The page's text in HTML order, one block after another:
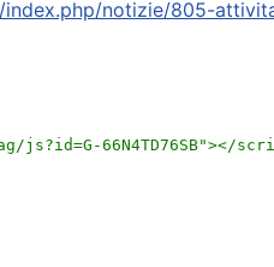
notizie/805-
66N4TD76SB"></